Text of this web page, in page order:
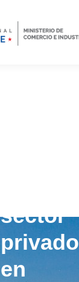
sector
privado
en